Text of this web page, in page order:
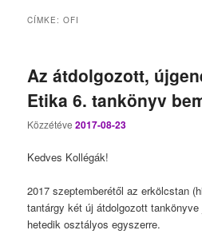
CÍMKE:OFI
Az átdolgozott,
Etika 6. tankönyv
Közzétéve2017-08-23
Kedves Kollégák!
2017 szeptemberétől az erkölcstan
tantárgy két új átdolgozott
hetedik osztályos egyszerre.